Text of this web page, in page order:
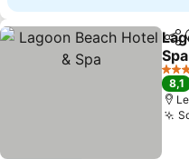
Spa
4
8,1